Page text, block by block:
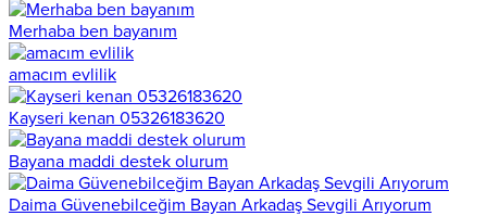
Merhaba ben bayanım
amacım evlilik
Kayseri kenan 05326183620
Bayana maddi destek olurum
Daima Güvenebilceğim Bayan Arkadaş Sevgili Arıyorum